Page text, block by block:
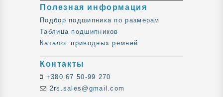
Полезная информация
Подбор подшипника по размерам
Таблица подшипников
Каталог приводных ремней
Контакты
+380 67 50-99 270
2rs.sales@gmail.com